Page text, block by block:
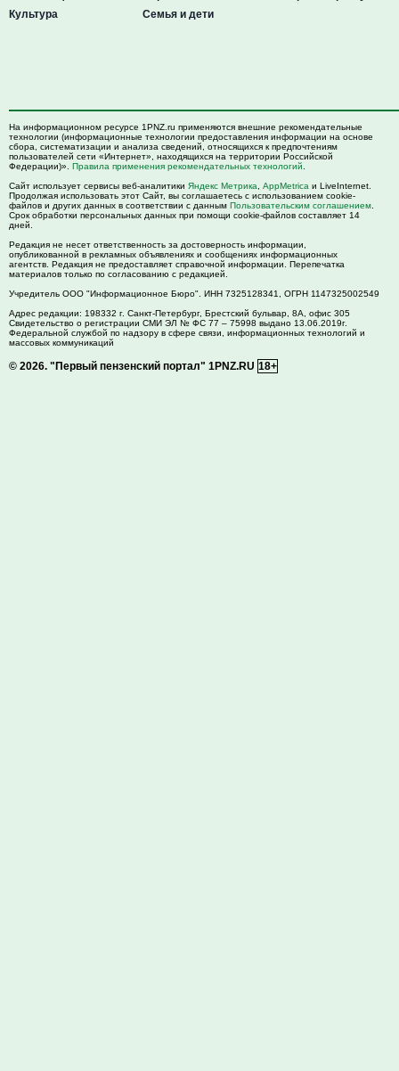
Культура
Семья и дети
На информационном ресурсе 1PNZ.ru применяются внешние рекомендательные
технологии (информационные технологии предоставления информации на основе
сбора, систематизации и анализа сведений, относящихся к предпочтениям
пользователей сети «Интернет», находящихся на территории Российской
Федерации)». Правила применения рекомендательных технологий
Сайт использует сервисы веб-аналитики Яндекс Метрика AppMetrica и LiveInternet.
Продолжая использовать этот Сайт, вы соглашаетесь с использованием cookie-
файлов и других данных в соответствии с данным Пользовательским соглашением
Срок обработки персональных данных при помощи cookie-файлов составляет 14
дней.
Редакция не несет ответственность за достоверность информации,
опубликованной в рекламных объявлениях и сообщениях информационных
агентств. Редакция не предоставляет справочной информации. Перепечатка
материалов только по согласованию с редакцией.
Учредитель ООО "Информационное Бюро". ИНН 7325128341, ОГРН 1147325002549
Адрес редакции: 198332 г. Санкт-Петербург, Брестский бульвар, 8А, офис 305
Свидетельство о регистрации СМИ ЭЛ № ФС 77 – 75998 выдано 13.06.2019г.
Федеральной службой по надзору в сфере связи, информационных технологий и
массовых коммуникаций
© 2026. "Первый пензенский портал" 1PNZ.RU 18+